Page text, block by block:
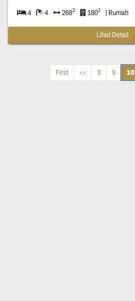
4 4 2682 1802 | Rumah
Lihat Detail
First << 8 9 10